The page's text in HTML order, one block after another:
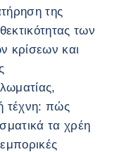
της
των
κρίσεων και
τέχνη: πώς
τα χρέη